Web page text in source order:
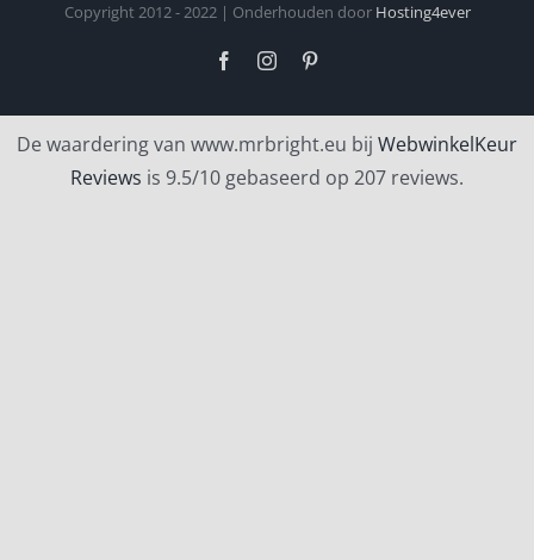
Copyright 2012 - 2022 | Onderhouden door Hosting4ever
FacebookInstagram
De waardering van www.mrbright.eu bij WebwinkelKeur
Reviews is 9.5/10 gebaseerd op 207 reviews.